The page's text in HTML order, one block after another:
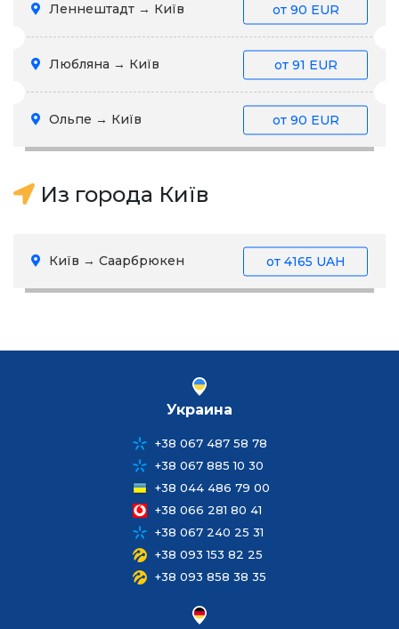
Леннештадт → Київ от 90 EUR
Любляна → Київ от 91 EUR
Ольпе → Київ от 90 EUR
Из города Київ
Київ → Саарбрюкен от 4165 UAH
Украина
+38 067 487 58 78
+38 067 885 10 30
+38 044 486 79 00
+38 066 281 80 41
+38 067 240 25 31
+38 093 153 82 25
+38 093 858 38 35